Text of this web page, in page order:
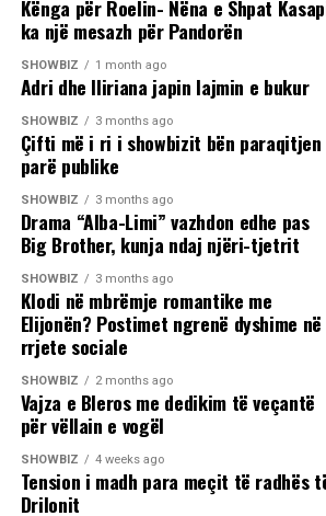
Kënga për Roelin- Nëna e Shpat
ka një mesazh për Pandorën
SHOWBIZ 1 month ago
Adri dhe Iliriana japin lajmin e bukur
SHOWBIZ 3 months ago
Çifti më i ri i showbizit bën paraqitjen
parë publike
SHOWBIZ 3 months ago
Drama “Alba-Limi” vazhdon edhe pas
Big Brother, kunja ndaj njëri-tjetrit
SHOWBIZ 3 months ago
Klodi në mbrëmje romantike me
Elijonën? Postimet ngrenë dyshime në
rrjete sociale
SHOWBIZ 2 months ago
Vajza e Bleros me dedikim të veçantë
për vëllain e vogël
SHOWBIZ 4 weeks ago
Tension i madh para meçit të radhës
Drilonit